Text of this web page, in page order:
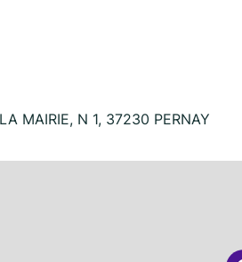
MAIRIE, N 1, 37230 PERNAY